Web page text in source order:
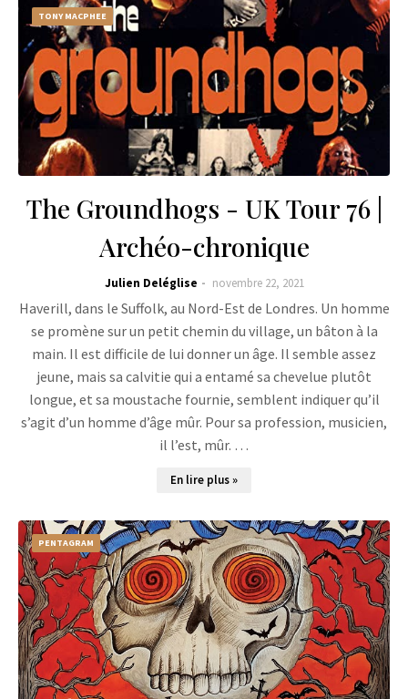
TONY MACPHEE
The Groundhogs - UK Tour 76 |
Archéo-chronique
Julien Deléglise novembre 22, 2021
Haverill, dans le Suffolk, au Nord-Est de Londres. Un homme
se promène sur un petit chemin du village, un bâton à la
main. Il est difficile de lui donner un âge. Il semble assez
jeune, mais sa calvitie qui a entamé sa chevelue plutôt
longue, et sa moustache fournie, semblent indiquer qu’il
s’agit d’un homme d’âge mûr. Pour sa profession, musicien,
il l’est, mûr. …
En lire plus »
PENTAGRAM